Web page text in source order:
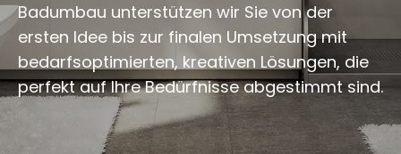
Badumbau unterstützen wir Sie von der
ersten Idee bis zur finalen Umsetzung mit
bedarfsoptimierten, kreativen Lösungen, die
perfekt auf Ihre Bedürfnisse abgestimmt sind.